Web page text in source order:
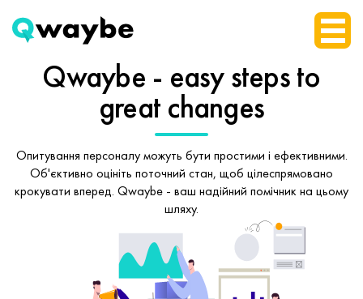
Qwaybe - easy stepsto
great changes
Опитування персоналу можуть бути простими і ефективними.
Об'єктивно оцініть поточний стан, щоб цілеспрямовано
крокувати вперед. Qwaybe - ваш надійний помічник на цьому
шляху.